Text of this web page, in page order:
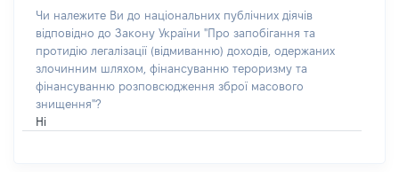
Чи належите Ви до національних публічних діячів
відповідно до Закону України "Про запобігання та
протидію легалізації (відмиванню) доходів, одержаних
злочинним шляхом, фінансуванню тероризму та
фінансуванню розповсюдження зброї масового
знищення"?
Ні